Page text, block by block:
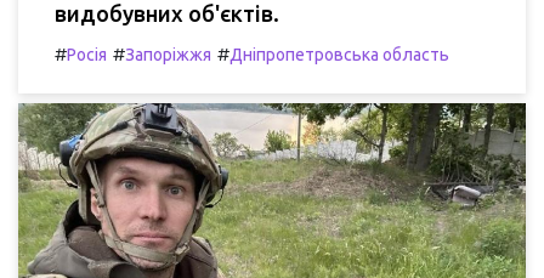
видобувних об'єктів.
#Росія #Запоріжжя #Дніпропетровська область